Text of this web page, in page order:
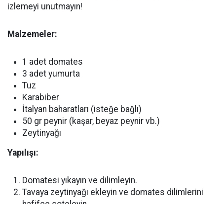
izlemeyi unutmayın!
Malzemeler:
1 adet domates
3 adet yumurta
Tuz
Karabiber
İtalyan baharatları (isteğe bağlı)
50 gr peynir (kaşar, beyaz peynir vb.)
Zeytinyağı
Yapılışı:
Domatesi yıkayın ve dilimleyin.
Tavaya zeytinyağı ekleyin ve domates dilimlerini